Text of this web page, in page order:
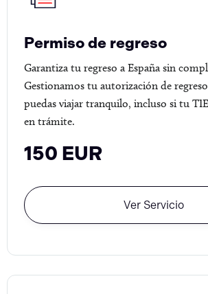
Permiso de regreso
Garantiza tu regreso a España sin
Gestionamos tu autorización de
puedas viajar tranquilo, incluso si tu
en trámite.
150 EUR
Ver Servicio